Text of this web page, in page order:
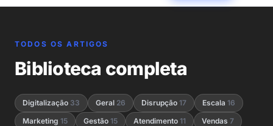
TODOS OS ARTIGOS
Biblioteca completa
Digitalização 33 Geral 26 Disrupção 17 Escala 16
Marketing 15 Gestão 15 Atendimento 11 Vendas 7